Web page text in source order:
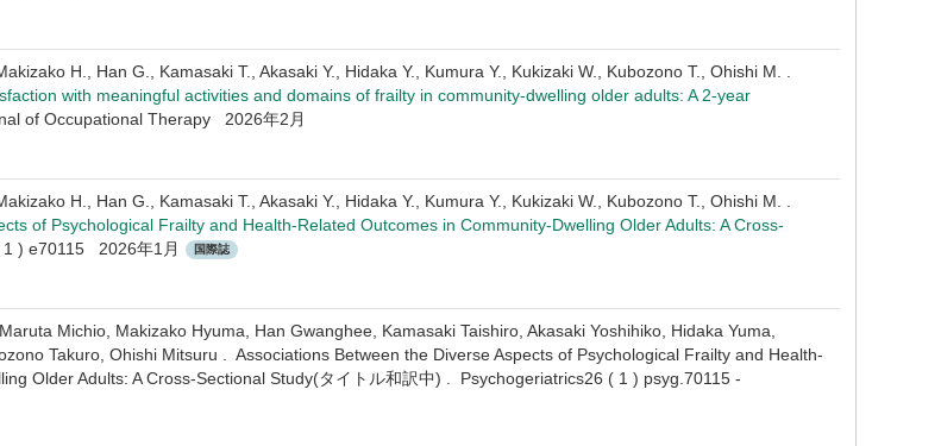
H., Han G., Kamasaki T., Akasaki Y., Hidaka Y., Kumura Y., Kukizaki W., Kubozono T., Ohishi M. .
with meaningful activities and domains of frailty in community-dwelling older adults: A 2-year
of Occupational Therapy 2026年2月
H., Han G., Kamasaki T., Akasaki Y., Hidaka Y., Kumura Y., Kukizaki W., Kubozono T., Ohishi M. .
of Psychological Frailty and Health-Related Outcomes in Community-Dwelling Older Adults: A Cross-
1 ) e70115 2026年1月 国際誌
Michio, Makizako Hyuma, Han Gwanghee, Kamasaki Taishiro, Akasaki Yoshihiko, Hidaka Yuma,
Takuro, Ohishi Mitsuru . Associations Between the Diverse Aspects of Psychological Frailty and Health-
Older Adults: A Cross-Sectional Study(タイトル和訳中) . Psychogeriatrics26 ( 1 ) psyg.70115 -